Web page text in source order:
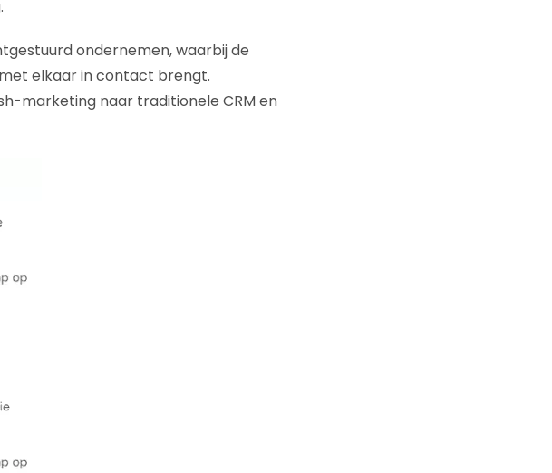
ondernemen, waarbij de
elkaar in contact brengt.
marketing naar traditionele CRM en